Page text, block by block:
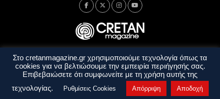
Ταυτότητα Πολιτική Απορρήτου
Όροι Χρήσης
Όροι και Προϋποθέσεις
Στο cretanmagazine.gr χρησιμοποιούμε τεχνολογία όπως τα
cookies για να βελτιώσουμε την εμπειρία περιήγησής σας.
Επιβεβαιώσετε ότι συμφωνείτε με τη χρήση αυτής της
τεχνολογίας.
Ρυθμίσεις Cookies Απόρριψη Αποδοχή